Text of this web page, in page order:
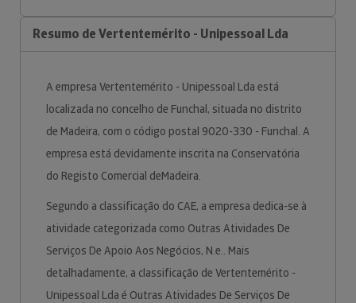
Resumo de Vertentemérito - Unipessoal Lda
A empresa Vertentemérito - Unipessoal Lda está
localizada no concelho de Funchal, situada no distrito
de Madeira, com o código postal 9020-330 - Funchal. A
empresa está devidamente inscrita na Conservatória
do Registo Comercial deMadeira.
Segundo a classificação do CAE, a empresa dedica-se à
atividade categorizada como Outras Atividades De
Serviços De Apoio Aos Negócios, N.e.. Mais
detalhadamente, a classificação de Vertentemérito -
Unipessoal Lda é Outras Atividades De Serviços De